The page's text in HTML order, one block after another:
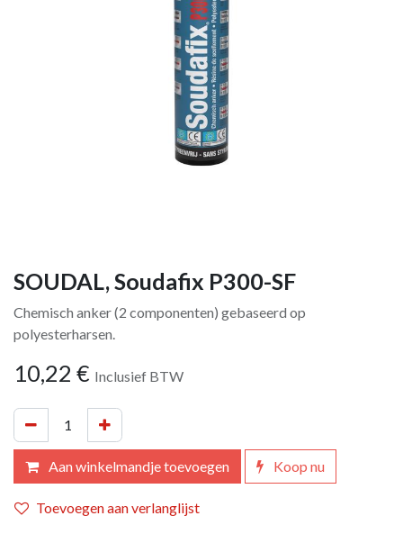
SOUDAL, Soudafix P300-SF
Chemisch anker (2 componenten) gebaseerd op
polyesterharsen.
10,22 € Inclusief BTW
Aan winkelmandje toevoegen Koop nu
Toevoegen aan verlanglijst